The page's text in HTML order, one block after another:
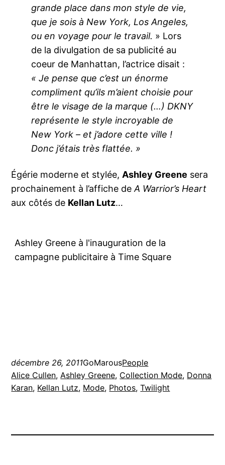
grande place dans mon style de vie,
que je sois à New York, Los Angeles,
ou en voyage pour le travail. » Lors
de la divulgation de sa publicité au
coeur de Manhattan, l’actrice disait :
« Je pense que c’est un énorme
compliment qu’ils m’aient choisie pour
être le visage de la marque (…) DKNY
représente le style incroyable de
New York – et j’adore cette ville !
Donc j’étais très flattée. »
Égérie moderne et stylée,Ashley Greene sera
prochainement à l’affiche deA Warrior’s Heart
aux côtés de Kellan Lutz…
Ashley Greene à l'inauguration de la
campagne publicitaire à Time Square
décembre 26, 2011GoMarousPeople
Alice Cullen, Ashley Greene, Collection Mode, Donna
Karan, Kellan Lutz, Mode, Photos, Twilight